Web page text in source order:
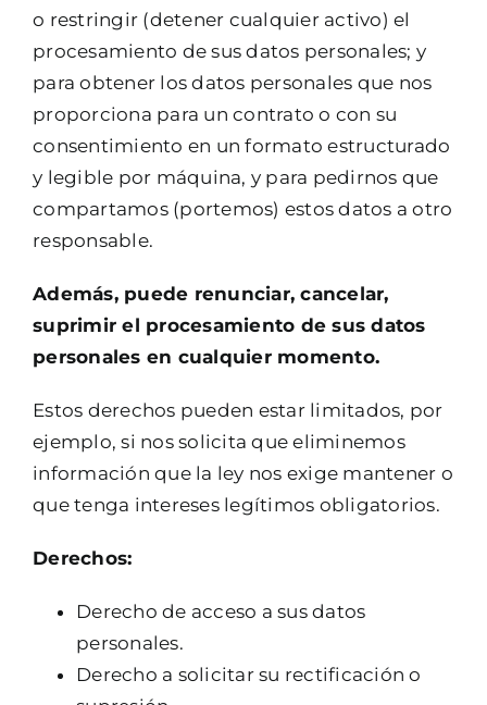
o restringir (detener cualquier activo) el
procesamiento de sus datos personales; y
para obtener los datos personales que nos
proporciona para un contrato o con su
consentimiento en un formato estructurado
y legible por máquina, y para pedirnos que
compartamos (portemos) estos datos a otro
responsable.
Además, puede renunciar, cancelar,
suprimir el procesamiento de sus datos
personales en cualquier momento.
Estos derechos pueden estar limitados, por
ejemplo, si nos solicita que eliminemos
información que la ley nos exige mantener o
que tenga intereses legítimos obligatorios.
Derechos:
Derecho de acceso a sus datos
personales.
Derecho a solicitar su rectificación o